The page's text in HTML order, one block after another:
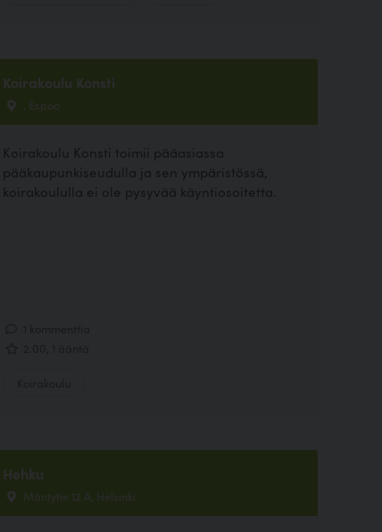
Koirakoulu Konsti
, Espoo
Koirakoulu Konsti toimii pääasiassa
pääkaupunkiseudulla ja sen ympäristössä,
koirakoululla ei ole pysyvää käyntiosoitetta.
Hehku
Mäntytie 12 A, Helsinki